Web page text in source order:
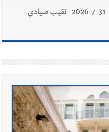
وفاة الحاج مصطفى محمود بوجي -31-7-2026 -نقيب صيادي